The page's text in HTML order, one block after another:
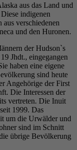
aus das Land und
indigenen
verschiedenen
und den Huronen.
der Hudson`s
Jhdt., eingegangen
haben eine eigene
sind heute
Angehörige der First
Die Interessen der
vertreten. Die Inuit
1999. Das
um die Urwälder und
sind im Schnitt
übrige Bevölkerung